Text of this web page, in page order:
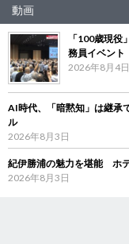
動画
「100歳現
務員イベント
2026年8月4日
AI時代、「暗黙知」は継承
ル
2026年8月3日
紀伊勝浦の魅力を堪能 ホ
2026年8月3日